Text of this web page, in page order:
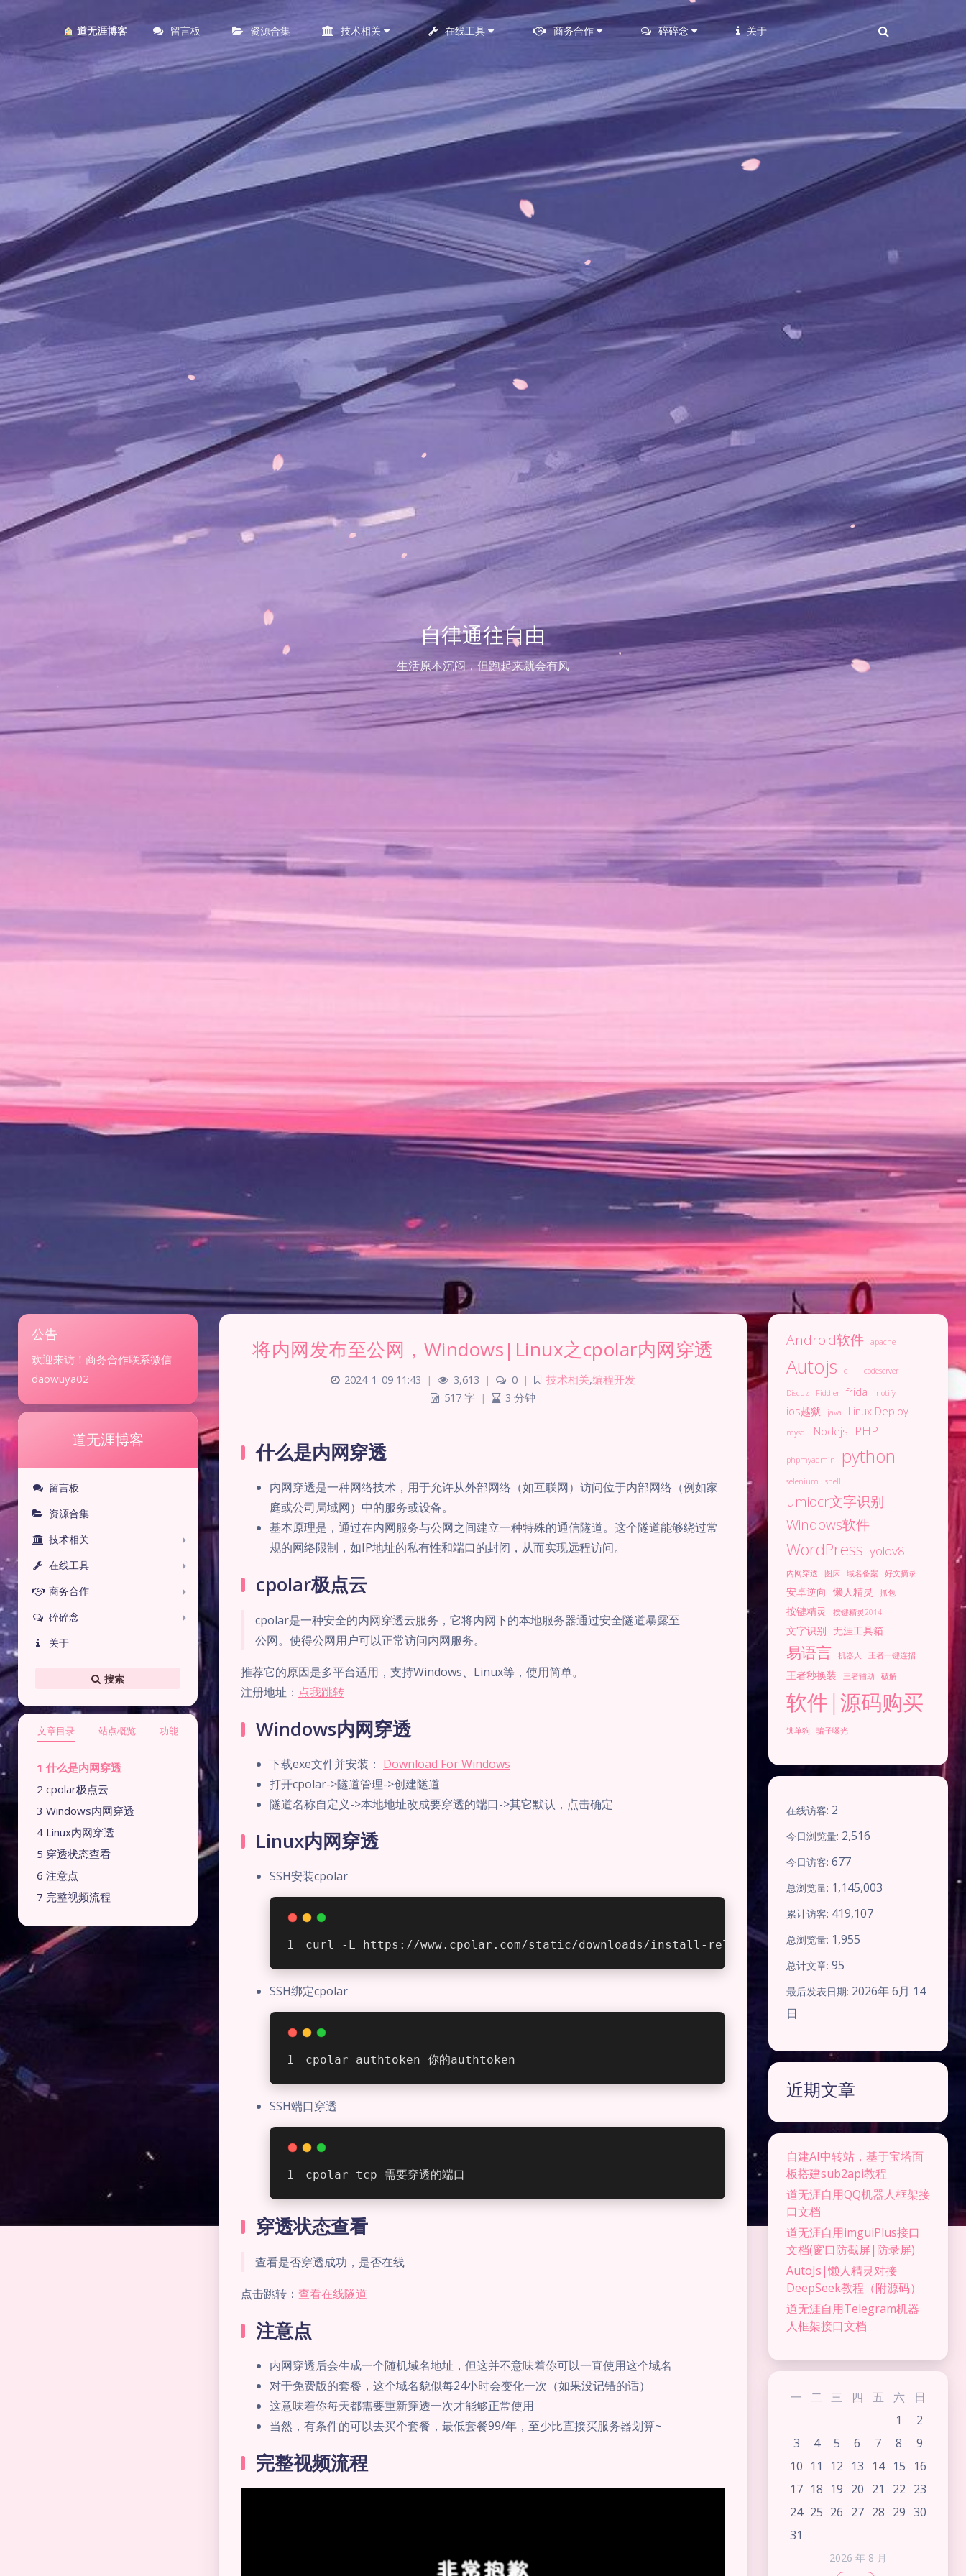
︎ 道无涯博客 留言板 资源合集 技术相关 在线工具 商务合作 碎碎念 关于
自律通往自由
生活原本沉闷，但跑起来就会有风
公告
欢迎来访！商务合作联系微信
daowuya02
道无涯博客
留言板
资源合集
技术相关
在线工具
商务合作
碎碎念
关于
搜索
文章目录 站点概览 功能
什么是内网穿透
cpolar极点云
Windows内网穿透
Linux内网穿透
穿透状态查看
注意点
完整视频流程
Android软件 apache
Autojs c++ codeserver
Discuz Fiddler frida inotify
ios越狱 java Linux Deploy
mysql Nodejs PHP
phpmyadmin python
selenium shell
umiocr文字识别
Windows软件
WordPress yolov8
内网穿透 图床 域名备案 好文摘录
安卓逆向 懒人精灵 抓包
按键精灵 按键精灵2014
文字识别 无涯工具箱
易语言 机器人 王者一键连招
王者秒换装 王者辅助 破解
软件|源码购买
逃单狗 骗子曝光
在线访客: 2
今日浏览量: 2,516
今日访客: 677
总浏览量: 1,145,003
累计访客: 419,107
总浏览量: 1,955
总计文章: 95
最后发表日期: 2026年 6月 14
日
近期文章
自建AI中转站，基于宝塔面
板搭建sub2api教程
道无涯自用QQ机器人框架接
口文档
道无涯自用imguiPlus接口
文档(窗口防截屏|防录屏)
AutoJs|懒人精灵对接
DeepSeek教程（附源码）
道无涯自用Telegram机器
人框架接口文档
2026 年 8 月
一 二 三 四 五 六
日
1
2
3
4 5 6 7 8
9
10 11 12 13 14 15
16
17 18 19 20 21 22 23
24 25 26 27 28 29 30
31
将内网发布至公网，Windows|Linux之cpolar内网穿透
2024-1-09 11:43 | 3,613 | 0 | 技术相关,编程开发
517 字 | 3 分钟
什么是内网穿透
内网穿透是一种网络技术，用于允许从外部网络（如互联网）访问位于内部网络（例如家
庭或公司局域网）中的服务或设备。
基本原理是，通过在内网服务与公网之间建立一种特殊的通信隧道。这个隧道能够绕过常
规的网络限制，如IP地址的私有性和端口的封闭，从而实现远程访问。
cpolar极点云
cpolar是一种安全的内网穿透云服务，它将内网下的本地服务器通过安全隧道暴露至
公网。使得公网用户可以正常访问内网服务。
推荐它的原因是多平台适用，支持Windows、Linux等，使用简单。
注册地址： 点我跳转
Windows内网穿透
下载exe文件并安装： Download For Windows
打开cpolar->隧道管理->创建隧道
隧道名称自定义->本地地址改成要穿透的端口->其它默认，点击确定
Linux内网穿透
SSH安装cpolar
curl -L https://www.cpolar.com/static/downloads/install-release-cpolar.sh | sudo bash
SSH绑定cpolar
cpolar authtoken 你的authtoken
SSH端口穿透
cpolar tcp 需要穿透的端口
穿透状态查看
查看是否穿透成功，是否在线
点击跳转： 查看在线隧道
注意点
内网穿透后会生成一个随机域名地址，但这并不意味着你可以一直使用这个域名
对于免费版的套餐，这个域名貌似每24小时会变化一次（如果没记错的话）
这意味着你每天都需要重新穿透一次才能够正常使用
当然，有条件的可以去买个套餐，最低套餐99/年，至少比直接买服务器划算~
完整视频流程